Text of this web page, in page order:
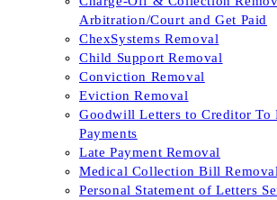
Arbitration/Court and Get Paid
ChexSystems Removal
Child Support Removal
Conviction Removal
Eviction Removal
Goodwill Letters to Creditor To
Payments
Late Payment Removal
Medical Collection Bill Removal
Personal Statement of Letters